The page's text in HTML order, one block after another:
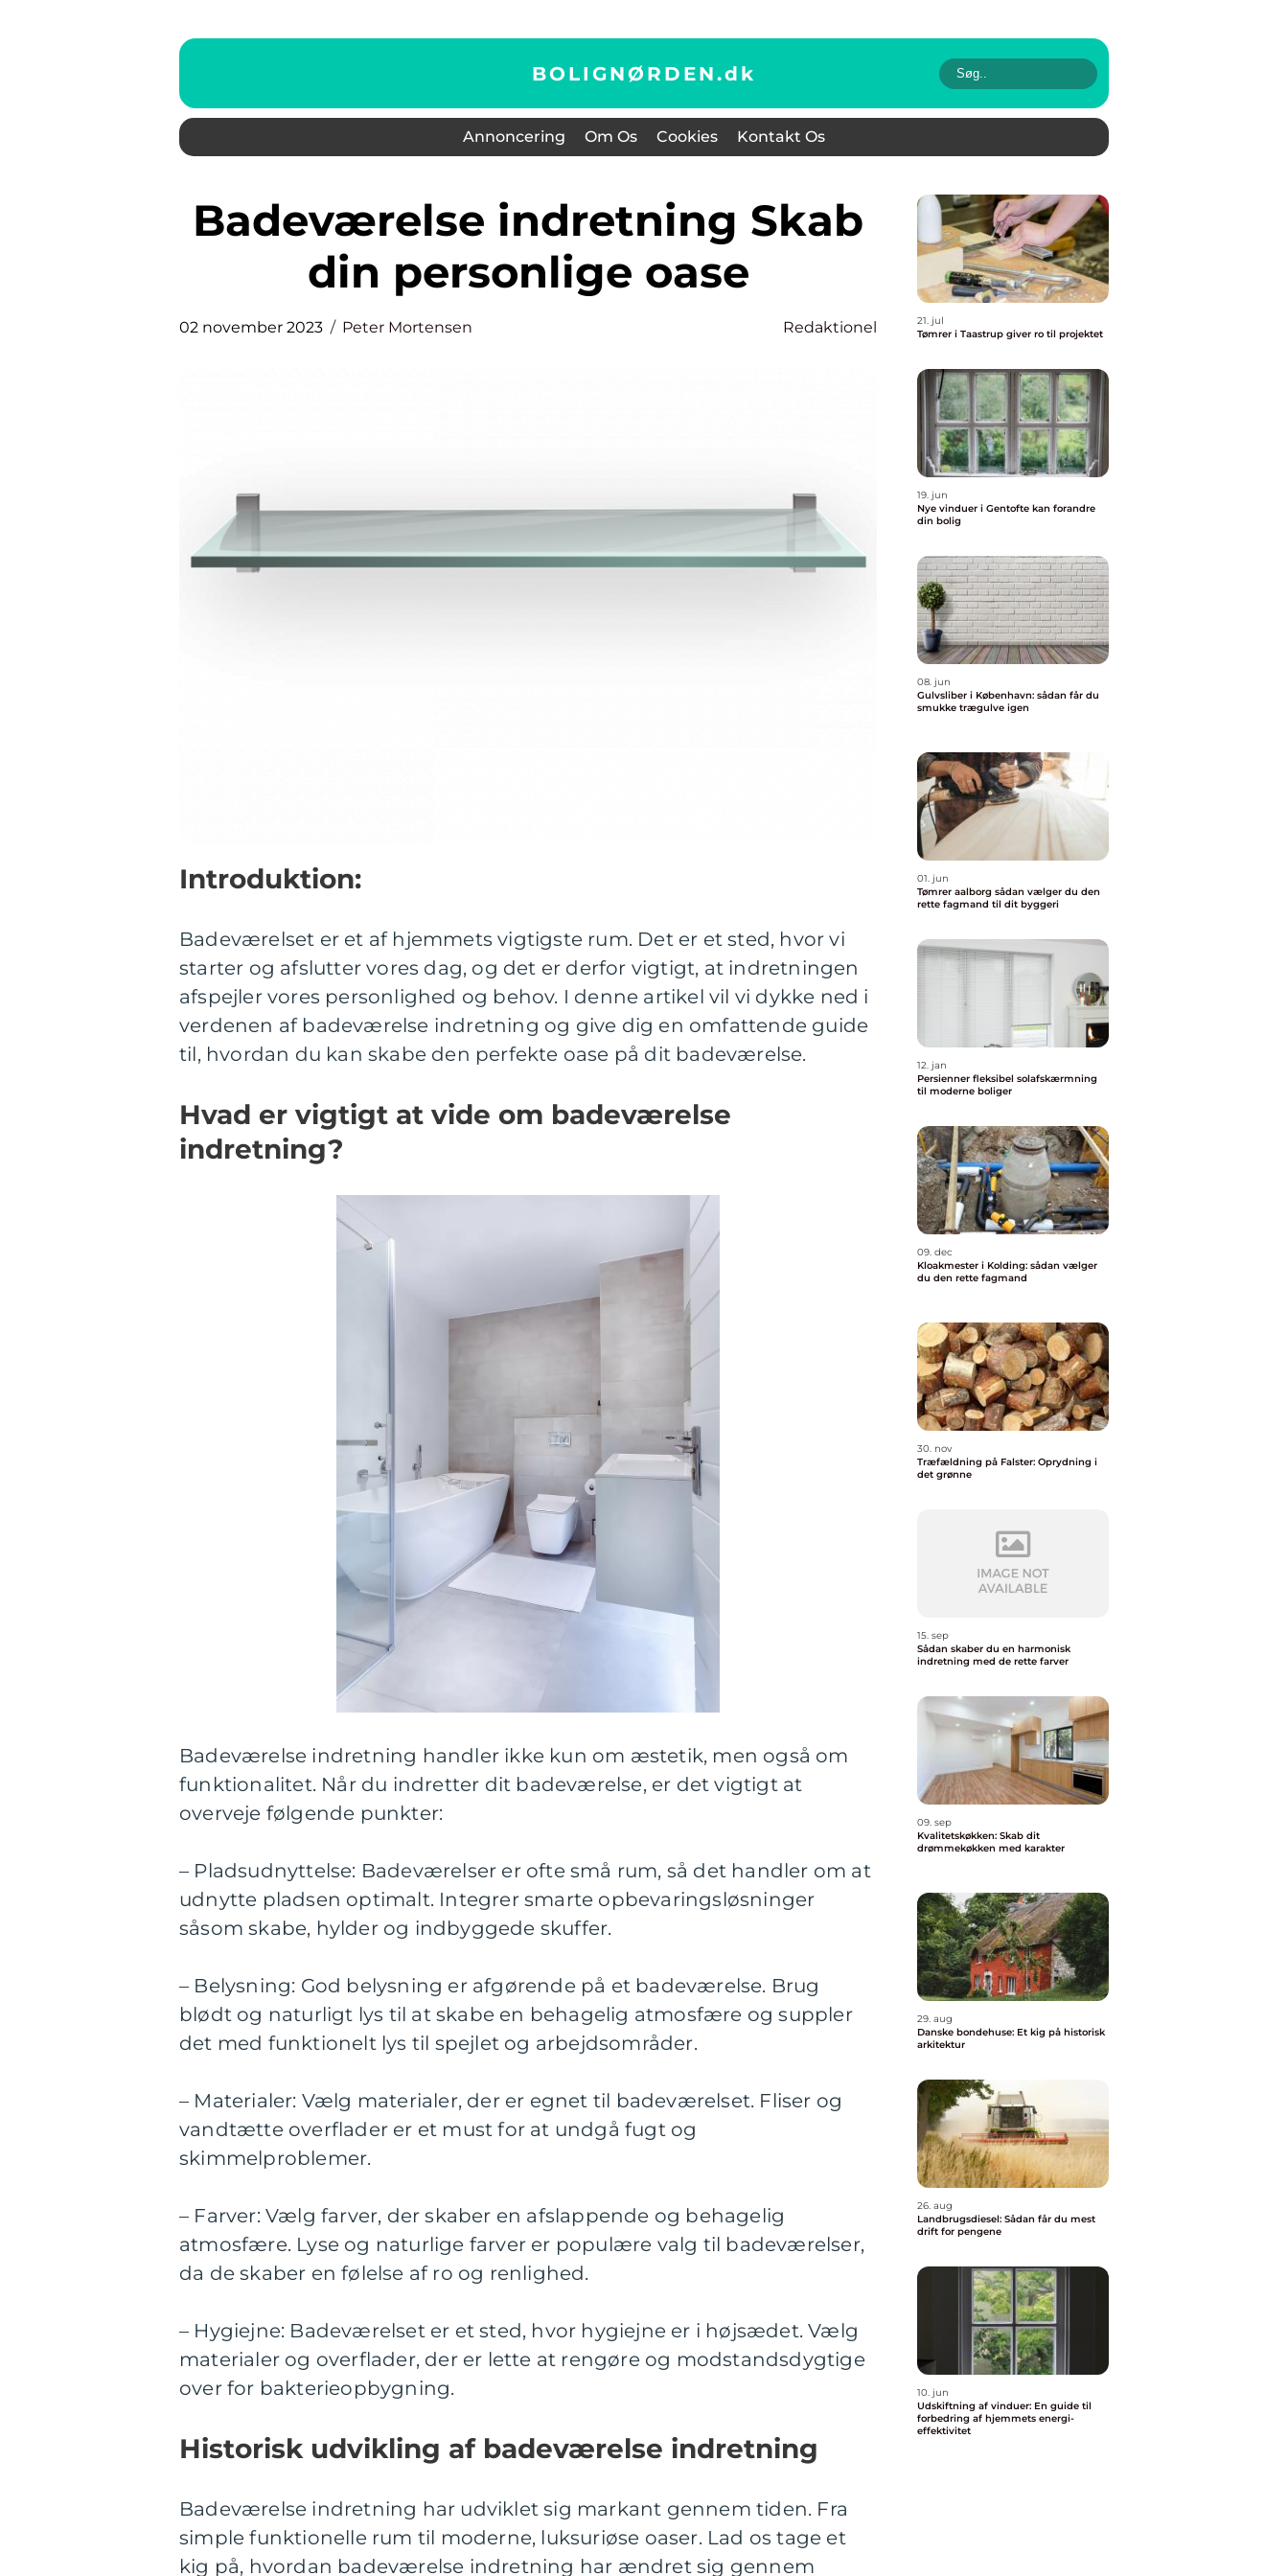
BOLIGNØRDEN.dk
Annoncering Om Os Cookies Kontakt Os
Badeværelse indretning Skab
din personlige oase
02 november 2023 Peter Mortensen Redaktionel
Introduktion:
Badeværelset er et af hjemmets vigtigste rum. Det er et sted, hvor vi
starter og afslutter vores dag, og det er derfor vigtigt, at indretningen
afspejler vores personlighed og behov. I denne artikel vil vi dykke ned i
verdenen af badeværelse indretning og give dig en omfattende guide
til, hvordan du kan skabe den perfekte oase på dit badeværelse.
Hvad er vigtigt at vide om badeværelse
indretning?
Badeværelse indretning handler ikke kun om æstetik, men også om
funktionalitet. Når du indretter dit badeværelse, er det vigtigt at
overveje følgende punkter:
– Pladsudnyttelse: Badeværelser er ofte små rum, så det handler om at
udnytte pladsen optimalt. Integrer smarte opbevaringsløsninger
såsom skabe, hylder og indbyggede skuffer.
– Belysning: God belysning er afgørende på et badeværelse. Brug
blødt og naturligt lys til at skabe en behagelig atmosfære og suppler
det med funktionelt lys til spejlet og arbejdsområder.
– Materialer: Vælg materialer, der er egnet til badeværelset. Fliser og
vandtætte overflader er et must for at undgå fugt og
skimmelproblemer.
– Farver: Vælg farver, der skaber en afslappende og behagelig
atmosfære. Lyse og naturlige farver er populære valg til badeværelser,
da de skaber en følelse af ro og renlighed.
– Hygiejne: Badeværelset er et sted, hvor hygiejne er i højsædet. Vælg
materialer og overflader, der er lette at rengøre og modstandsdygtige
over for bakterieopbygning.
Historisk udvikling af badeværelse indretning
Badeværelse indretning har udviklet sig markant gennem tiden. Fra
simple funktionelle rum til moderne, luksuriøse oaser. Lad os tage et
kig på, hvordan badeværelse indretning har ændret sig gennem
21. jul
Tømrer i Taastrup giver ro til projektet
19. jun
Nye vinduer i Gentofte kan forandre
din bolig
08. jun
Gulvsliber i København: sådan får du
smukke trægulve igen
01. jun
Tømrer aalborg sådan vælger du den
rette fagmand til dit byggeri
12. jan
Persienner fleksibel solafskærmning
til moderne boliger
09. dec
Kloakmester i Kolding: sådan vælger
du den rette fagmand
30. nov
Træfældning på Falster: Oprydning i
det grønne
15. sep
Sådan skaber du en harmonisk
indretning med de rette farver
09. sep
Kvalitetskøkken: Skab dit
drømmekøkken med karakter
29. aug
Danske bondehuse: Et kig på historisk
arkitektur
26. aug
Landbrugsdiesel: Sådan får du mest
drift for pengene
10. jun
Udskiftning af vinduer: En guide til
forbedring af hjemmets energi-
effektivitet